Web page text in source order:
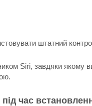
штатний
Siri, завдяки якому
час